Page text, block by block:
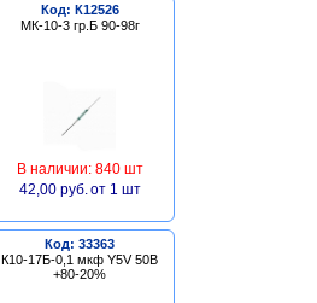
Код: К12526
МК-10-3 гр.Б 90-98г
В наличии: 840 шт
42,00 руб. от 1 шт
Код: 33363
К10-17Б-0,1 мкф Y5V 50В
+80-20%